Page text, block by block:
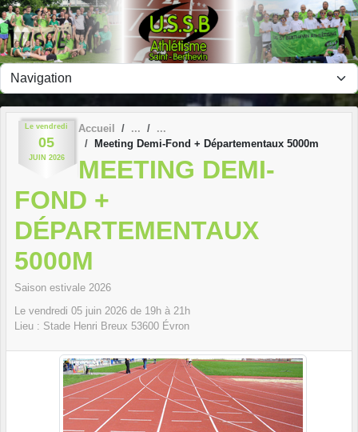
Le vendredi
05
JUIN 2026
Accueil
Meeting Demi-Fond + Départementaux 5000m
MEETING DEMI-
FOND +
DÉPARTEMENTAUX
5000M
Saison estivale 2026
Le vendredi 05 juin 2026 de 19h à 21h
Lieu : Stade Henri Breux 53600 Évron
Panneau de gestion des cookies